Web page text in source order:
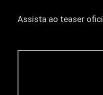
Assista ao teaser